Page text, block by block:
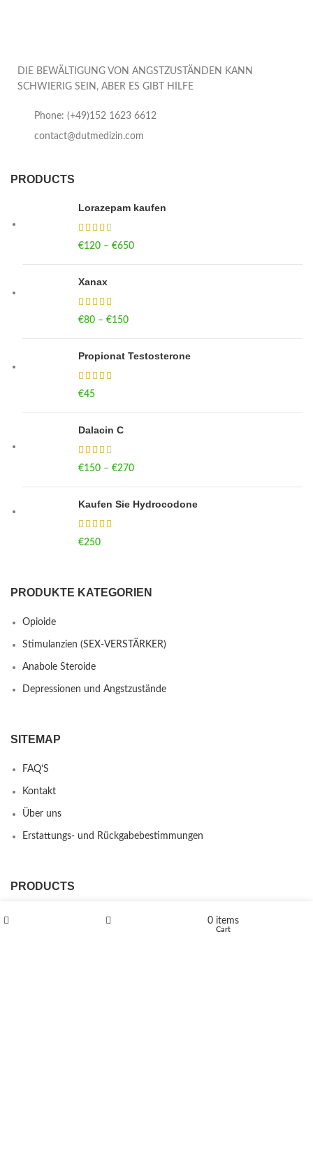
DIE BEWÄLTIGUNG VON ANGSTZUSTÄNDEN KANN
SCHWIERIG SEIN, ABER ES GIBT HILFE
Phone: (+49)152 1623 6612
contact@dutmedizin.com
PRODUCTS
Lorazepam kaufen
€120 – €650
Xanax
€80 – €150
Propionat Testosterone
€45
Dalacin C
€150 – €270
Kaufen Sie Hydrocodone
€250
PRODUKTE KATEGORIEN
Opioide
Stimulanzien (SEX-VERSTÄRKER)
Anabole Steroide
Depressionen und Angstzustände
SITEMAP
FAQ’S
Kontakt
Über uns
Erstattungs- und Rückgabebestimmungen
PRODUCTS
L-Polaflux® 5 mg/ml
0 items
Cart